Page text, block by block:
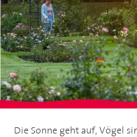
Die Sonne geht auf, Vögel